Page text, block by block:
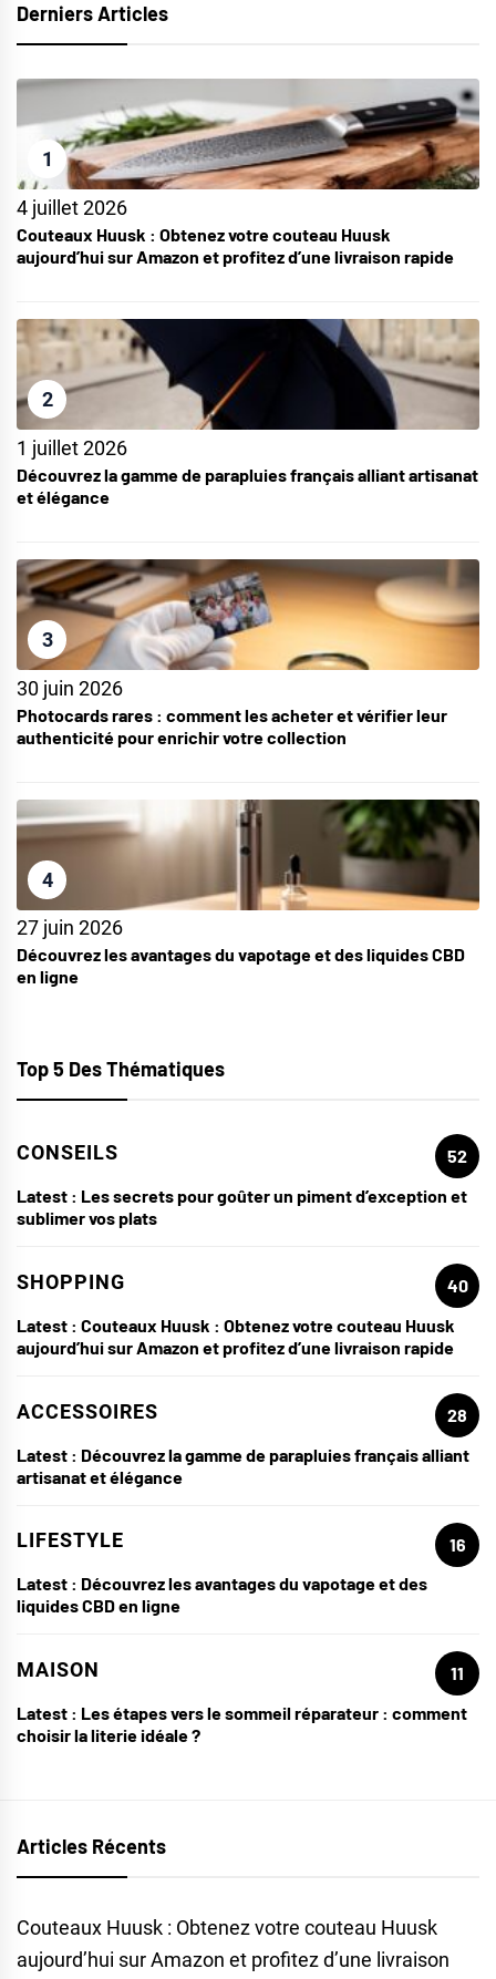
Derniers Articles
1
4 juillet 2026
Couteaux Huusk : Obtenez votre couteau Huusk
aujourd’hui sur Amazon et profitez d’une livraison rapide
2
1 juillet 2026
Découvrez la gamme de parapluies français alliant artisanat
et élégance
3
30 juin 2026
Photocards rares : comment les acheter et vérifier leur
authenticité pour enrichir votre collection
4
27 juin 2026
Découvrez les avantages du vapotage et des liquides CBD
en ligne
Top 5 Des Thématiques
CONSEILS
52
Latest : Les secrets pour goûter un piment d’exception et
sublimer vos plats
SHOPPING
40
Latest : Couteaux Huusk : Obtenez votre couteau Huusk
aujourd’hui sur Amazon et profitez d’une livraison rapide
ACCESSOIRES
28
Latest : Découvrez la gamme de parapluies français alliant
artisanat et élégance
LIFESTYLE
16
Latest : Découvrez les avantages du vapotage et des
liquides CBD en ligne
MAISON
11
Latest : Les étapes vers le sommeil réparateur : comment
choisir la literie idéale ?
Articles Récents
Couteaux Huusk : Obtenez votre couteau Huusk
aujourd’hui sur Amazon et profitez d’une livraison